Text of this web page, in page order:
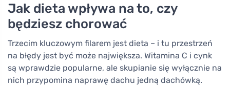
Jak dieta wpływa na to, czy
będziesz chorować
Trzecim kluczowym filarem jest dieta – i tu przestrzeń
na błędy jest być może największa. Witamina C i cynk
są wprawdzie popularne, ale skupianie się wyłącznie na
nich przypomina naprawę dachu jedną dachówką.